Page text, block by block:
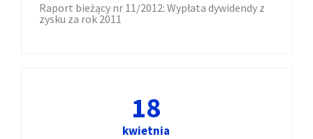
Raport bieżący nr 11/2012: Wypłata dywidendy z
zysku za rok 2011
18
kwietnia